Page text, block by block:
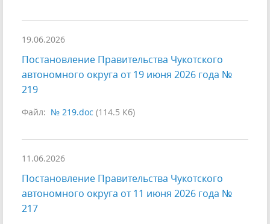
19.06.2026
Постановление Правительства Чукотского
автономного округа от 19 июня 2026 года №
219
Файл: № 219.doc (114.5 Кб)
11.06.2026
Постановление Правительства Чукотского
автономного округа от 11 июня 2026 года №
217